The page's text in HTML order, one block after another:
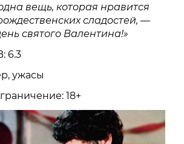
вещь, которая нравится
сладостей, —
святого Валентина!»
6.3
ужасы
18+